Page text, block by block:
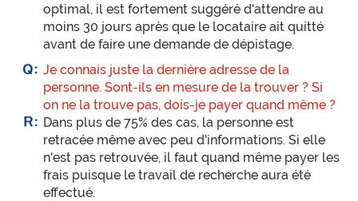
optimal, il est fortement suggéré d'attendre au
moins 30 jours après que le locataire ait quitté
avant de faire une demande de dépistage.
Je connais juste la dernière adresse de la
personne. Sont-ils en mesure de la trouver ? Si
on ne la trouve pas, dois-je payer quand même ?
Dans plus de 75% des cas, la personne est
retracée même avec peu d'informations. Si elle
n'est pas retrouvée, il faut quand même payer les
frais puisque le travail de recherche aura été
effectué.